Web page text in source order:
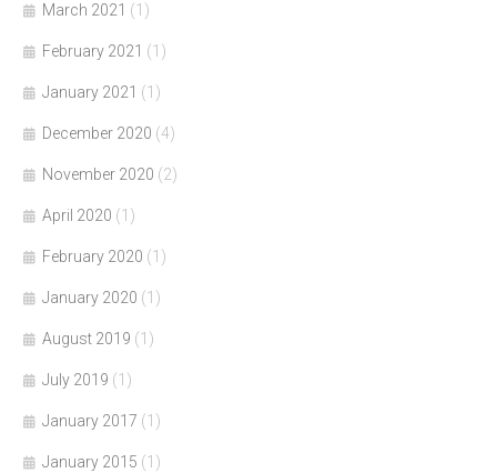
March 2021 (1)
February 2021 (1)
January 2021 (1)
December 2020 (4)
November 2020 (2)
April 2020 (1)
February 2020 (1)
January 2020 (1)
August 2019 (1)
July 2019 (1)
January 2017 (1)
January 2015 (1)